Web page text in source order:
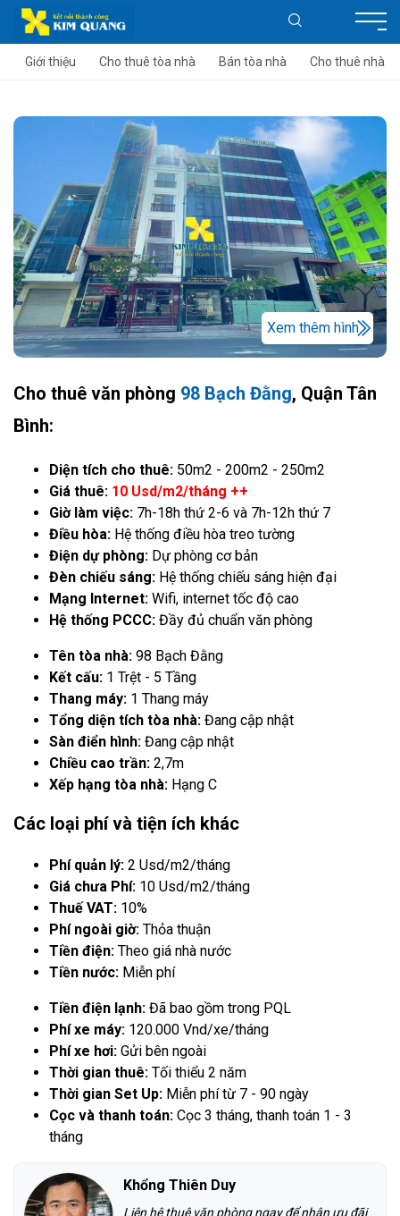
Giới thiệu Cho thuê tòa nhà Bán tòa nhà Cho thuê nhà
Xem thêm hình
Cho thuê văn phòng 98 Bạch Đằng, Quận Tân
Bình:
Diện tích cho thuê: 50m2 - 200m2 - 250m2
Giá thuê: 10 Usd/m2/tháng ++
Giờ làm việc: 7h-18h thứ 2-6 và 7h-12h thứ 7
Điều hòa: Hệ thống điều hòa treo tường
Điện dự phòng: Dự phòng cơ bản
Đèn chiếu sáng: Hệ thống chiếu sáng hiện đại
Mạng Internet: Wifi, internet tốc độ cao
Hệ thống PCCC: Đầy đủ chuẩn văn phòng
Tên tòa nhà: 98 Bạch Đằng
Kết cấu: 1 Trệt - 5 Tầng
Thang máy: 1 Thang máy
Tổng diện tích tòa nhà: Đang cập nhật
Sàn điển hình: Đang cập nhật
Chiều cao trần: 2,7m
Xếp hạng tòa nhà: Hạng C
Các loại phí và tiện ích khác
Phí quản lý: 2 Usd/m2/tháng
Giá chưa Phí: 10 Usd/m2/tháng
Thuế VAT: 10%
Phí ngoài giờ: Thỏa thuận
Tiền điện: Theo giá nhà nước
Tiền nước: Miễn phí
Tiền điện lạnh: Đã bao gồm trong PQL
Phí xe máy: 120.000 Vnd/xe/tháng
Phí xe hơi: Gửi bên ngoài
Thời gian thuê: Tối thiểu 2 năm
Thời gian Set Up: Miễn phí từ 7 - 90 ngày
Cọc và thanh toán: Cọc 3 tháng, thanh toán 1 - 3
tháng
Khổng Thiên Duy
Liên hệ thuê văn phòng ngay để nhận ưu đãi